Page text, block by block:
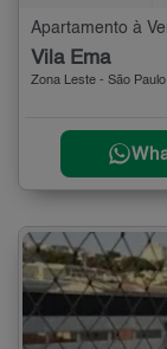
Apartamento à
Vila Ema
Zona Leste - São Paulo